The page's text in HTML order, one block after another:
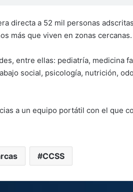
directa a 52 mil personas
más que viven en zonas cercanas.
entre ellas: pediatría, medicina
social, psicología, nutrición,
a un equipo portátil con el que
CCSS